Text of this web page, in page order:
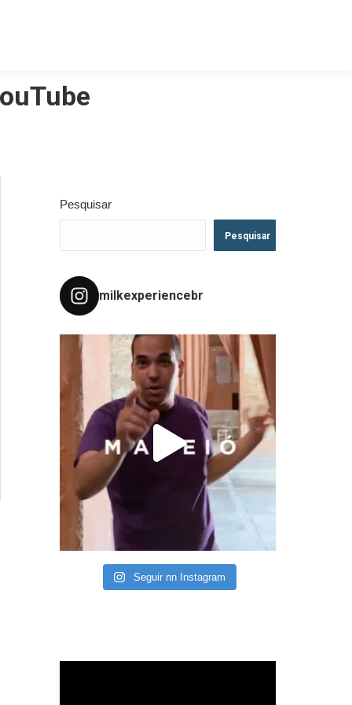
Pesquisar
Pesquisar
milkexperiencebr
Seguir nn Instagram